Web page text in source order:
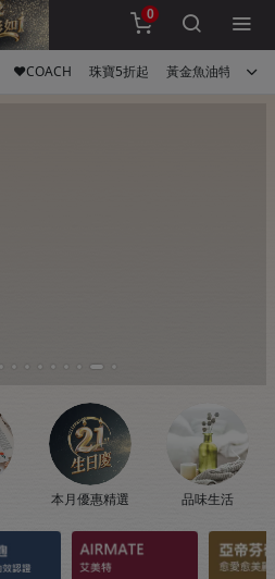
0
♥COACH 珠寶5折起 黃金魚油特惠組
本月優惠精選 品味生活